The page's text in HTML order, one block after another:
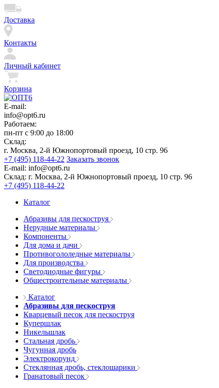
Доставка
Контакты
Личный кабинет
Корзина
E-mail:
info@opt6.ru
Работаем:
пн-пт с 9:00 до 18:00
Склад:
г. Москва, 2-й Южнопортовый проезд, 10 стр. 96
+7 (495) 118-44-22 Заказать звонок
E-mail: info@opt6.ru
Склад: г. Москва, 2-й Южнопортовый проезд, 10 стр. 96
+7 (495) 118-44-22
Каталог
Абразивы для пескоструя
Нерудные материалы
Компоненты
Для дома и дачи
Противогололедные материалы
Для производства
Светодиодные фигуры
Общестроительные материалы
Каталог
Абразивы для пескоструя
Кварцевый песок для пескоструя
Купершлак
Никельшлак
Стальная дробь
Чугунная дробь
Электрокорунд
Стеклянная дробь, стеклошарики
Гранатовый песок